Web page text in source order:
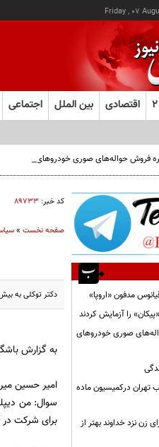
Friday , 07
اقتصادی بین الملل اجتماعی
فروش حواله‌های صوری خودروهای وارداتی
کد خبر: ۸۹۷۳۳
صفحه نخست»
دکتر توکلی به بیش از 50 سوال کنکوری ها
به گزارش
امیر حسین
سوال: من
برای شرکت در
مدفون «اروپا»
را آزمایش کردند
صوری خودروهای
تهران درکمیسیون ماده
زن نزد خداوند بهتر از